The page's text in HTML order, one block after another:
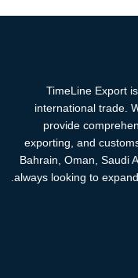
TimeLine Export
international trade.
provide
exporting, and
Bahrain, Oman, Saudi
always looking to